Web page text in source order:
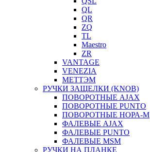
QL
QR
ZQ
TL
Maestro
ZR
VANTAGE
VENEZIA
МЕТТЭМ
РУЧКИ ЗАЩЕЛКИ (KNOB)
ПОВОРОТНЫЕ AJAX
ПОВОРОТНЫЕ PUNTO
ПОВОРОТНЫЕ НОРА-М
ФАЛЕВЫЕ AJAX
ФАЛЕВЫЕ PUNTO
ФАЛЕВЫЕ MSM
РУЧКИ НА ПЛАНКЕ